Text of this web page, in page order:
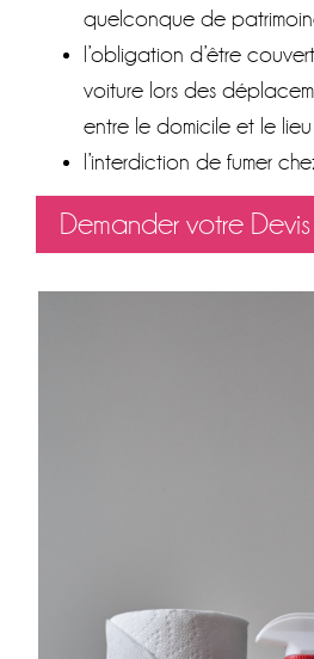
quelconque de
l’obligation d’être
voiture lors des
entre le domicile et le
l’interdiction de fumer
Demander votre Devis